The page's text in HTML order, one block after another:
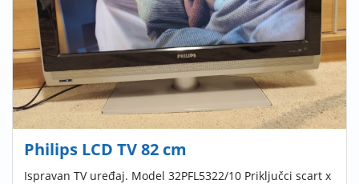
Philips LCD TV 82 cm
Ispravan TV uređaj. Model 32PFL5322/10 Priključci scart x